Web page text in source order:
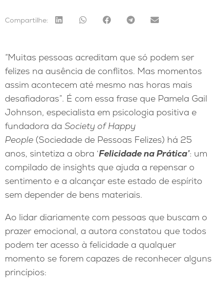
Compartilhe:
“Muitas pessoas acreditam que só podem ser
felizes na ausência de conflitos. Mas momentos
assim acontecem até mesmo nas horas mais
desafiadoras”. É com essa frase que Pamela Gail
Johnson, especialista em psicologia positiva e
fundadora da Society of Happy
People (Sociedade de Pessoas Felizes) há 25
anos, sintetiza a obra ‘Felicidade na Prática’: um
compilado de insights que ajuda a repensar o
sentimento e a alcançar este estado de espírito
sem depender de bens materiais.
Ao lidar diariamente com pessoas que buscam o
prazer emocional, a autora constatou que todos
podem ter acesso à felicidade a qualquer
momento se forem capazes de reconhecer alguns
princípios: